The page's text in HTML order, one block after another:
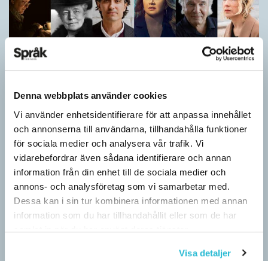
Denna webbplats använder cookies
Vi använder enhetsidentifierare för att anpassa innehållet
och annonserna till användarna, tillhandahålla funktioner
för sociala medier och analysera vår trafik. Vi
vidarebefordrar även sådana identifierare och annan
information från din enhet till de sociala medier och
annons- och analysföretag som vi samarbetar med.
Dessa kan i sin tur kombinera informationen med annan
information som du har tillhandahållit eller som de har
samlat in när du har använt deras tjänster.
Visa detaljer
Vilket språk är detta? (Kviss #626)
I det här kvisset möter du texter om berömda svenska
är språken?